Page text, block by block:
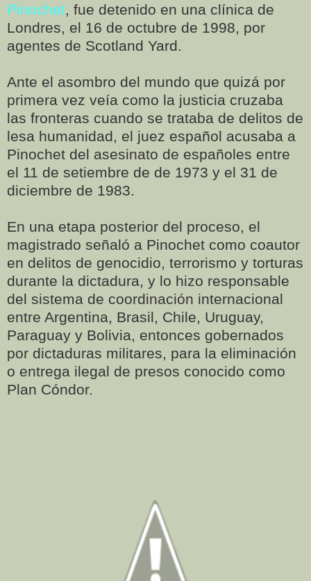
Pinochet, fue detenido en una clínica de
Londres, el 16 de octubre de 1998, por
agentes de Scotland Yard.
Ante el asombro del mundo que quizá por
primera vez veía como la justicia cruzaba
las fronteras cuando se trataba de delitos de
lesa humanidad, el juez español acusaba a
Pinochet del asesinato de españoles entre
el 11 de setiembre de de 1973 y el 31 de
diciembre de 1983.
En una etapa posterior del proceso, el
magistrado señaló a Pinochet como coautor
en delitos de genocidio, terrorismo y torturas
durante la dictadura, y lo hizo responsable
del sistema de coordinación internacional
entre Argentina, Brasil, Chile, Uruguay,
Paraguay y Bolivia, entonces gobernados
por dictaduras militares, para la eliminación
o entrega ilegal de presos conocido como
Plan Cóndor.